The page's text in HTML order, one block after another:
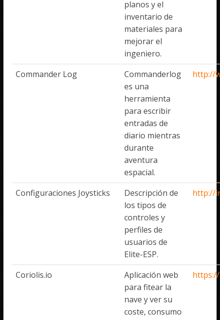
planos y el
inventario de
materiales para
mejorar el
ingeniero.
Commander Log
Commanderlog
es una
herramienta
para escribir
entradas de
diario mientras
durante
aventura
espacial.
http://
Configuraciones Joysticks
Descripción de
los tipos de
controles y
perfiles de
usuarios de
Elite-ESP.
http://
Coriolis.io
Aplicación web
para fitear la
nave y ver su
coste, consumo